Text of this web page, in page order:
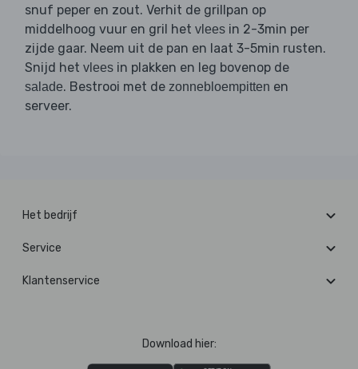
snuf peper en zout. Verhit de grillpan op
middelhoog vuur en gril het vlees in 2-3min per
zijde gaar. Neem uit de pan en laat 3-5min rusten.
Snijd het vlees in plakken en leg bovenop de
salade. Bestrooi met de zonnebloempitten en
serveer.
Het bedrijf
Service
Klantenservice
Download hier: